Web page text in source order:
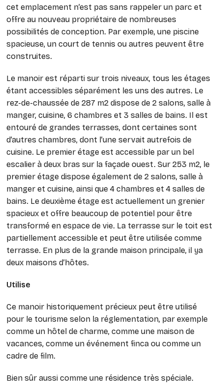
cet emplacement n’est pas sans rappeler un parc et
offre au nouveau propriétaire de nombreuses
possibilités de conception. Par exemple, une piscine
spacieuse, un court de tennis ou autres peuvent être
construites.
Le manoir est réparti sur trois niveaux, tous les étages
étant accessibles séparément les uns des autres. Le
rez-de-chaussée de 287 m2 dispose de 2 salons, salle à
manger, cuisine, 6 chambres et 3 salles de bains. Il est
entouré de grandes terrasses, dont certaines sont
d’autres chambres, dont l’une servait autrefois de
cuisine. Le premier étage est accessible par un bel
escalier à deux bras sur la façade ouest. Sur 253 m2, le
premier étage dispose également de 2 salons, salle à
manger et cuisine, ainsi que 4 chambres et 4 salles de
bains. Le deuxième étage est actuellement un grenier
spacieux et offre beaucoup de potentiel pour être
transformé en espace de vie. La terrasse sur le toit est
partiellement accessible et peut être utilisée comme
terrasse. En plus de la grande maison principale, il ya
deux maisons d’hôtes.
Utilise
Ce manoir historiquement précieux peut être utilisé
pour le tourisme selon la réglementation, par exemple
comme un hôtel de charme, comme une maison de
vacances, comme un événement finca ou comme un
cadre de film.
Bien sûr aussi comme une résidence très spéciale.